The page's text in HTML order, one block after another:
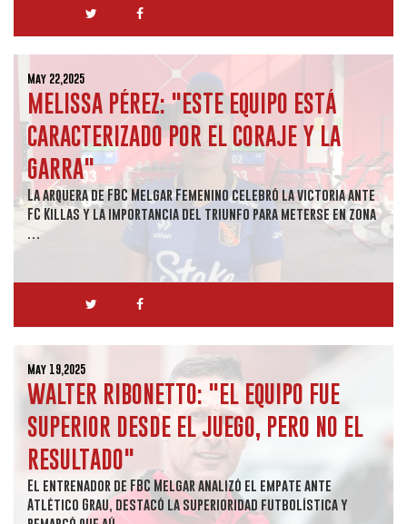
May 22,2025
MELISSA PÉREZ: "ESTE EQUIPO ESTÁ
CARACTERIZADO POR EL CORAJE Y LA
GARRA"
La arquera de FBC Melgar Femenino celebró la victoria ante
FC Killas y la importancia del triunfo para meterse en zona
May 19,2025
WALTER RIBONETTO: "EL EQUIPO FUE
SUPERIOR DESDE EL JUEGO, PERO NO EL
RESULTADO"
El entrenador de FBC Melgar analizó el empate ante
Atlético Grau, destacó la superioridad futbolística y